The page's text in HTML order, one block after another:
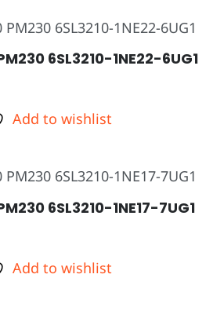
6SL3210-1NE22-6UG1
Add to wishlist
6SL3210-1NE17-7UG1
Add to wishlist